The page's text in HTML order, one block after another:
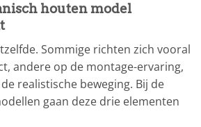
houten model
Sommige richten zich vooral
andere op de montage-ervaring,
realistische beweging. Bij de
gaan deze drie elementen